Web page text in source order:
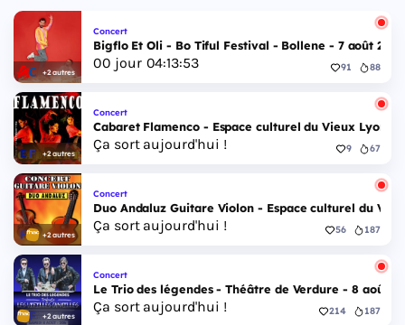
+2 autres
Concert
Bigflo Et Oli - Bo Tiful Festival - Bollene - 7 août 2026
00 jour 04:13:52 91 88
+2 autres
Concert
Cabaret Flamenco - Espace culturel du Vieux Lyon -
Ça sort aujourd'hui ! 9 67
+2 autres
Concert
Duo Andaluz Guitare Violon - Espace culturel du
Ça sort aujourd'hui ! 56 187
+2 autres
Concert
Le Trio des légendes - Théâtre de Verdure - 8 août
Ça sort aujourd'hui ! 214 187